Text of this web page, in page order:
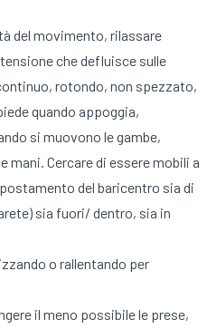
del movimento, rilassare
che defluisce sulle
rotondo, non spezzato,
quando appoggia,
si muovono le gambe,
mani. Cercare di essere mobili a
del baricentro sia di
sia fuori/ dentro, sia in
o rallentando per
il meno possibile le prese,